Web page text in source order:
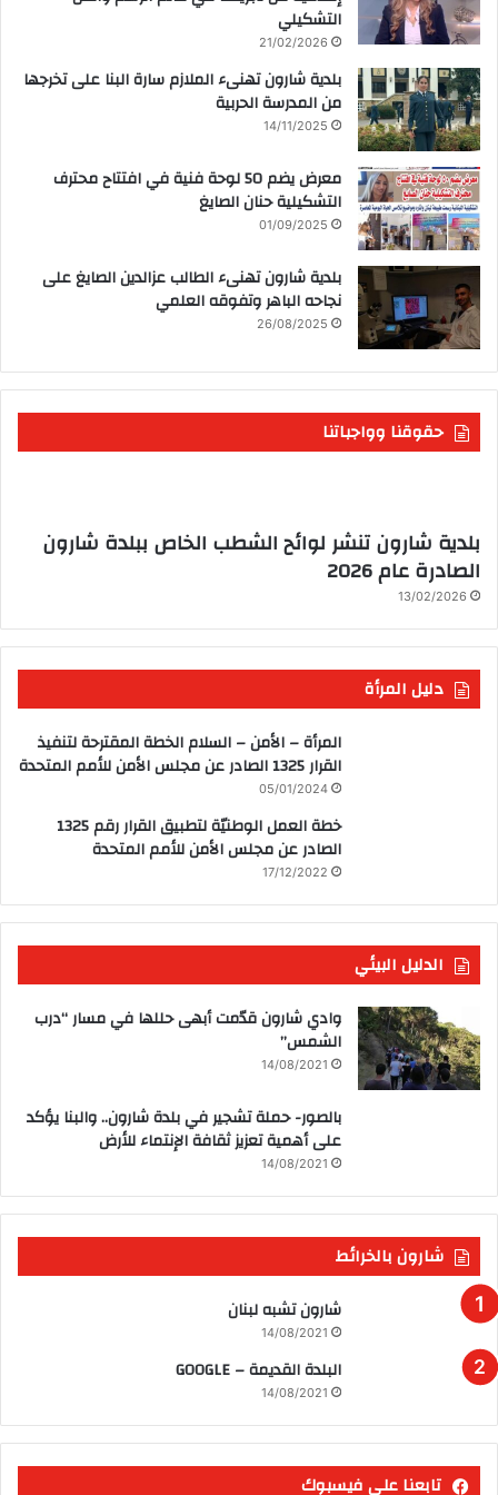
التشكيلي
21/02/2026
بلدية شارون تهنىء الملازم سارة البنا على تخرجها
من المدرسة الحربية
14/11/2025
معرض يضم 50 لوحة فنية في افتتاح محترف
التشكيلية حنان الصايغ
01/09/2025
بلدية شارون تهنىء الطالب عزالدين الصايغ على
نجاحه الباهر وتفوقه العلمي
26/08/2025
حقوقنا وواجباتنا
بلدية شارون تنشر لوائح الشطب الخاص ببلدة شارون
الصادرة عام 2026
13/02/2026
دليل المرأة
المرأة – الأمن – السلام الخطة المقترحة لتنفيذ
القرار 1325 الصادر عن مجلس الأمن للأمم المتحدة
05/01/2024
خطة العمل الوطنيّة لتطبيق القرار رقم 1325
الصادر عن مجلس الأمن للأمم المتحدة
17/12/2022
الدليل البيئي
وادي شارون قدّمت أبهى حللها في مسار “درب
الشمس”
14/08/2021
بالصور- حملة تشجير في بلدة شارون.. والبنا يؤكد
على أهمية تعزيز ثقافة الإنتماء للأرض
14/08/2021
شارون بالخرائط
شارون تشبه لبنان
14/08/2021
البلدة القديمة – GOOGLE
14/08/2021
تابعنا على فيسبوك